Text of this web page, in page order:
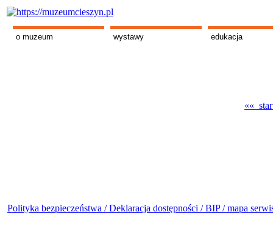
o muzeum wystawy edukacja
««
Polityka bezpieczeństwa /Deklaracja dostępności /BIP /mapa